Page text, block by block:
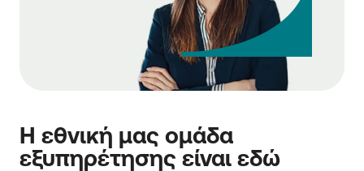
Η εθνική μας ομάδα
εξυπηρέτησης είναι εδώ